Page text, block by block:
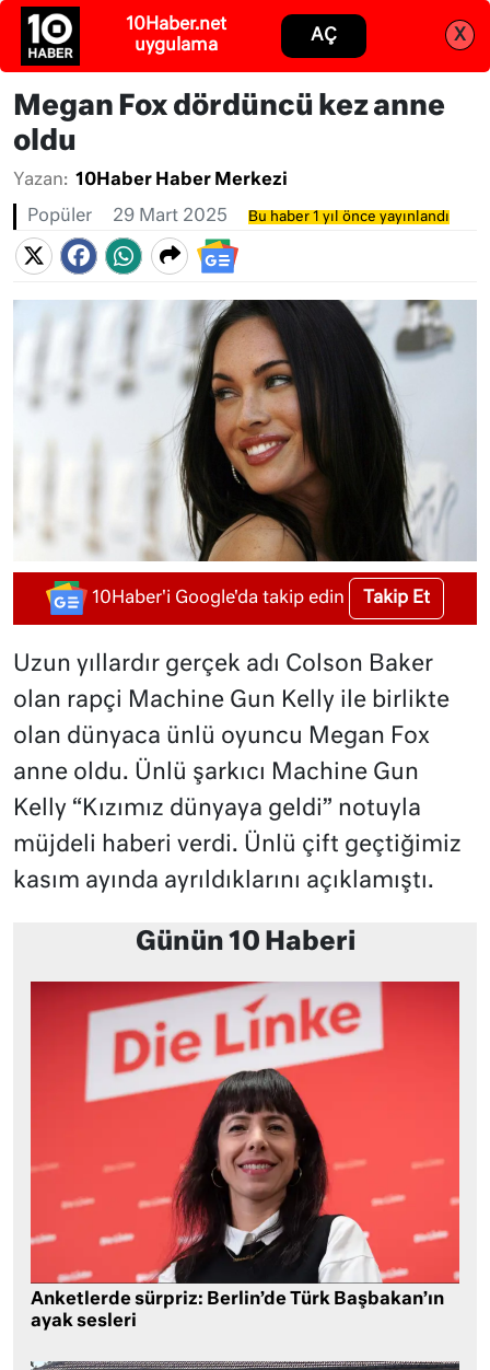
Abone ol Giriş
Megan Fox dördüncü kez anne
oldu
Yazan: 10Haber Haber Merkezi
Popüler 29 Mart 2025 Bu haber 1 yıl önce yayınlandı
10Haber'i Google'da takip edin Takip Et
Uzun yıllardır gerçek adı Colson Baker
olan rapçi Machine Gun Kelly ile birlikte
olan dünyaca ünlü oyuncu Megan Fox
anne oldu. Ünlü şarkıcı Machine Gun
Kelly “Kızımız dünyaya geldi” notuyla
müjdeli haberi verdi. Ünlü çift geçtiğimiz
kasım ayında ayrıldıklarını açıklamıştı.
Günün 10 Haberi
Anketlerde sürpriz: Berlin’de Türk Başbakan’ın
ayak sesleri